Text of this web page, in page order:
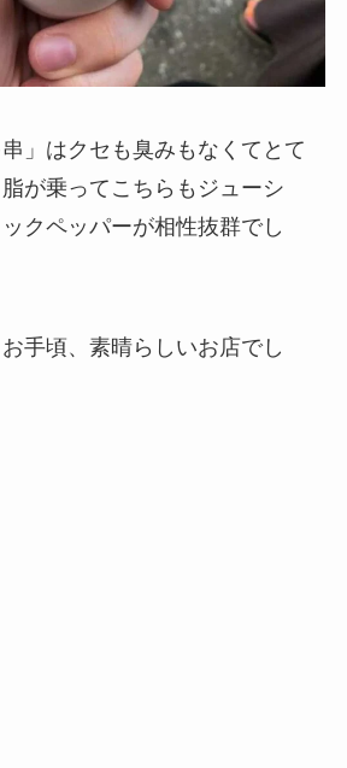
串」はクセも臭みもなくてとて
が乗ってこちらもジューシ
クペッパーが相性抜群でし
手頃、素晴らしいお店でし